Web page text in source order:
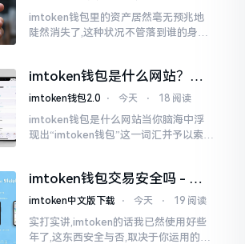
imtoken钱包里的资产居然毫无预兆地
陡然消失了,这种状况不管落到谁的身上,
打开钱包查看时
imtoken钱包是什么网站？一
文说清楚这玩意
imtoken钱包2.0 ⋅ 今天 ⋅ 18 阅读
imtoken钱包是什么网站当你脑海中浮
现出“imtoken钱包”这一词汇并予以索求
我也曾短暂错愕
imtoken钱包交易安全吗 - 老
用户的一些心里话
imtoken中文版下载 ⋅ 今天 ⋅ 19 阅读
实打实讲,imtoken的话我已然使用好些
年了,这东西安全与否,取决于你运用的方